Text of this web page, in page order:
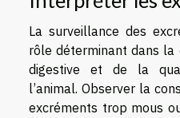
La surveillance des
rôle déterminant dans la
digestive et de la
l’animal. Observer la
excréments trop mous